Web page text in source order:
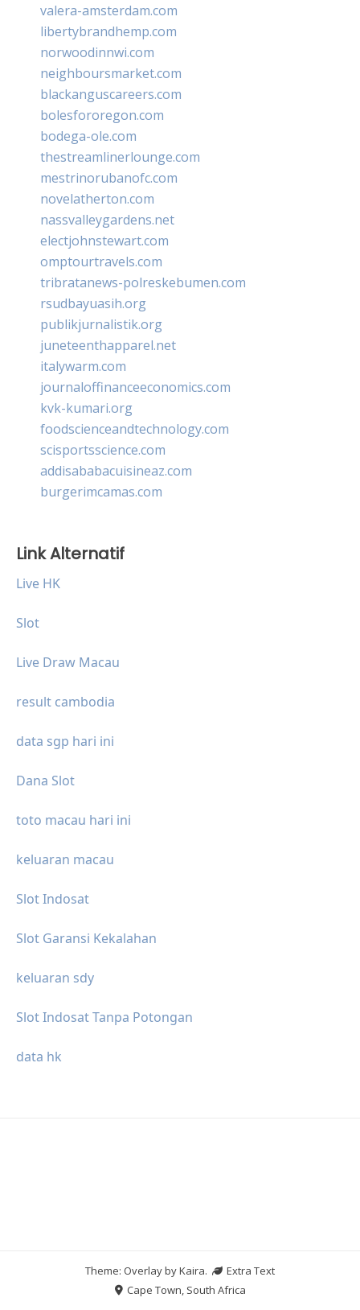
valera-amsterdam.com
libertybrandhemp.com
norwoodinnwi.com
neighboursmarket.com
blackanguscareers.com
bolesfororegon.com
bodega-ole.com
thestreamlinerlounge.com
mestrinorubanofc.com
novelatherton.com
nassvalleygardens.net
electjohnstewart.com
omptourtravels.com
tribratanews-polreskebumen.com
rsudbayuasih.org
publikjurnalistik.org
juneteenthapparel.net
italywarm.com
journaloffinanceeconomics.com
kvk-kumari.org
foodscienceandtechnology.com
scisportsscience.com
addisababacuisineaz.com
burgerimcamas.com
Link Alternatif
Live HK
Slot
Live Draw Macau
result cambodia
data sgp hari ini
Dana Slot
toto macau hari ini
keluaran macau
Slot Indosat
Slot Garansi Kekalahan
keluaran sdy
Slot Indosat Tanpa Potongan
data hk
Theme: Overlay byKaira.
Extra Text
Cape Town, South Africa